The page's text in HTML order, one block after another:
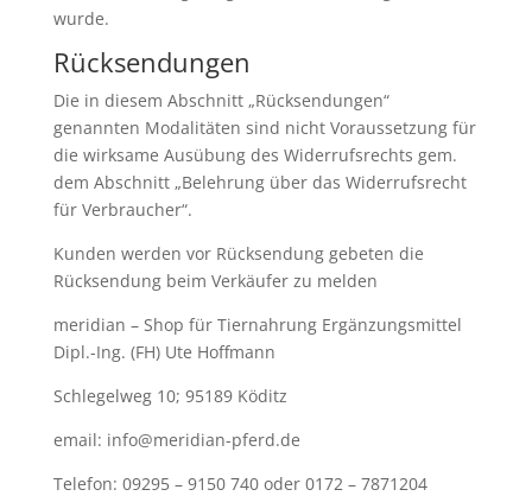
wurde.
Rücksendungen
Die in diesem Abschnitt „Rücksendungen“
genannten Modalitäten sind nicht Voraussetzung für
die wirksame Ausübung des Widerrufsrechts gem.
dem Abschnitt „Belehrung über das Widerrufsrecht
für Verbraucher“.
Kunden werden vor Rücksendung gebeten die
Rücksendung beim Verkäufer zu melden
meridian – Shop für Tiernahrung Ergänzungsmittel
Dipl.-Ing. (FH) Ute Hoffmann
Schlegelweg 10; 95189 Köditz
email: info@meridian-pferd.de
Telefon: 09295 – 9150 740 oder 0172 – 7871204